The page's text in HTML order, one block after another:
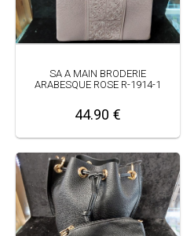
SA A MAIN BRODERIE
ARABESQUE ROSE R-1914-1
44.90 €